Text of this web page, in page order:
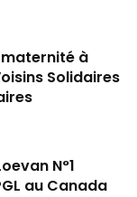
à
Solidaires
N°1
au Canada